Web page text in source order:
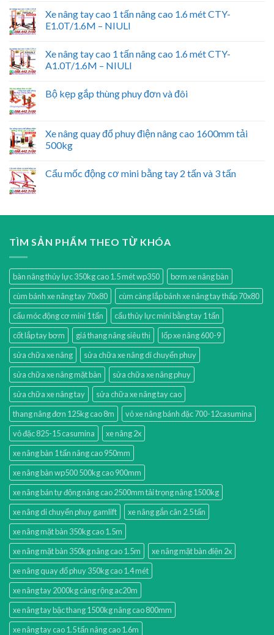
Xe nâng tay cao 1 tấn nâng cao 1.6 mét CTY-
E1.0T/1.6M – NIULI
Xe nâng tay cao 1 tấn nâng cao 1.6 mét CTY-
A1.0T/1.6M – NIULI
Bộ kẹp gắp thùng phuy đơn và đôi
Xe nâng quay đổ phuy điện nâng cao 1600mm tải
500kg
Cẩu mốc động cơ mini bằng tay 2 tấn và 3 tấn
TÌM SẢN PHẨM THEO TỪ KHÓA
bàn nâng thủy lực 350kg cao 1.5 mét wp350
bơm xe nâng bàn
cùm bánh xe nâng tay 70x80
cùm càng lắp bánh xe nâng tay thấp 70x80
cẩu móc động cơ mini 1 tấn
cẩu thủy lực mini bằng tay 1 tấn
cốt lắp tay bơm
giá thang nâng siêu thị
lốp xe nâng 600-9
sửa chữa xe nâng
sửa chữa xe nâng di chuyển phuy
sửa chữa xe nâng mặt bàn
sửa chữa xe nâng phuy
sửa chữa xe nâng tay
sửa chữa xe nâng tay cao
thang nâng đơn 125kg cao 8m
vỏ xe nâng bánh đặc 700-12casumina
vỏ đặc 825-15 casumina
xe nâng 2x
xe nâng bàn 1 tấn nâng cao 950mm
xe nâng bàn wp500 500kg cao 900mm
xe nâng bán tự động nâng cao 2500mm tải trọng nâng 1500kg
xe nâng di chuyển phuy gamlift
xe nâng gắn cân 2.5 tấn
xe nâng mặt bàn 350kg cao 1.5m
xe nâng mặt bàn 350kg nâng cao 1.5m
xe nâng mặt bàn điện 2x
xe nâng quay đổ phuy 350kg cao 1.4 mét
xe nâng tay 2000kg càng rộng ac20m
xe nâng tay bậc thang 1500kg nâng cao 800mm
xe nâng tay cao 1.5 tấn nâng cao 1.6m